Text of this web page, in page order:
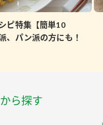
ピ特集【簡単10
、パン派の方にも！
ら探す